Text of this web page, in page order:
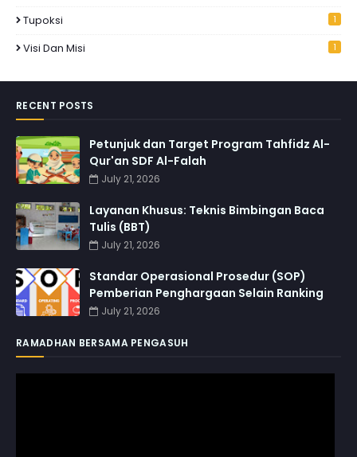
Tupoksi 1
Visi Dan Misi 1
RECENT POSTS
Petunjuk dan Target Program Tahfidz Al-
Qur'an SDF Al-Falah
July 21, 2026
Layanan Khusus: Teknis Bimbingan Baca
Tulis (BBT)
July 21, 2026
Standar Operasional Prosedur (SOP)
Pemberian Penghargaan Selain Ranking
July 21, 2026
RAMADHAN BERSAMA PENGASUH